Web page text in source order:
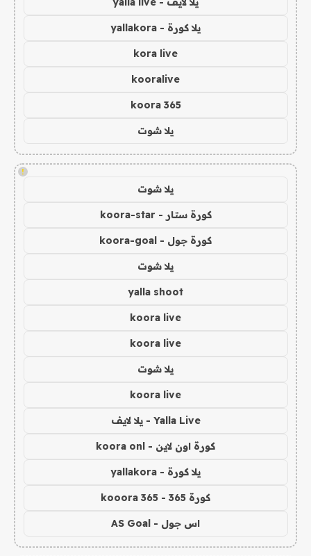
يلا كورة - yallakora
kora live
kooralive
koora 365
يلا شوت
!
يلا شوت
كورة ستار - koora-star
كورة جول - koora-goal
يلا شوت
yalla shoot
koora live
koora live
يلا شوت
koora live
Yalla Live - يلا لايف
كورة اون لاين - koora onl
يلا كورة - yallakora
كورة 365 - kooora 365
اس جول - AS Goal